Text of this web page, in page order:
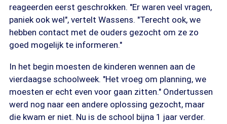
reageerden eerst geschrokken. "Er waren veel vragen,
paniek ook wel", vertelt Wassens. "Terecht ook, we
hebben contact met de ouders gezocht om ze zo
goed mogelijk te informeren."
In het begin moesten de kinderen wennen aan de
vierdaagse schoolweek. "Het vroeg om planning, we
moesten er echt even voor gaan zitten." Ondertussen
werd nog naar een andere oplossing gezocht, maar
die kwam er niet. Nu is de school bijna 1 jaar verder.